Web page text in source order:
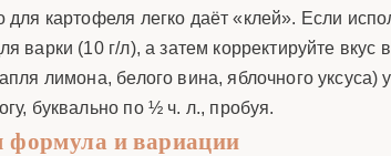
картофеля легко даёт «клей». Если
варки (10 г/л), а затем корректируйте
лимона, белого вина, яблочного
буквально по ½ ч. л., пробуя.
формула и вариации